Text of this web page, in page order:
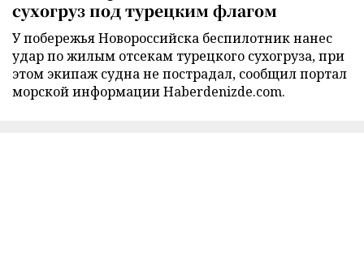
сухогруз под турецким флагом
У побережья Новороссийска беспилотник нанес
удар по жилым отсекам турецкого сухогруза, при
этом экипаж судна не пострадал, сообщил портал
морской информации Haberdenizde.com.